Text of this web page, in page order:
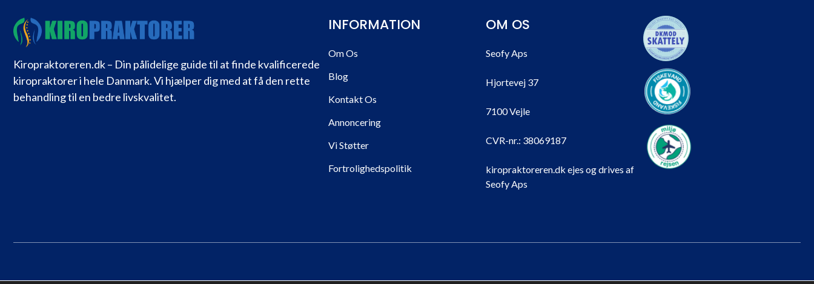
Kiropraktoreren.dk – Din pålidelige guide til at finde kvalificerede
kiropraktorer i hele Danmark. Vi hjælper dig med at få den rette
behandling til en bedre livskvalitet.
INFORMATION
Om Os
Blog
Kontakt Os
Annoncering
Vi Støtter
Fortrolighedspolitik
OM OS
Seofy Aps
Hjortevej 37
7100 Vejle
CVR-nr.: 38069187
kiropraktoreren.dk ejes og drives af
Seofy Aps